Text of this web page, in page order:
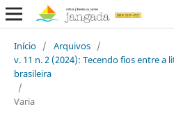
Início / Arquivos /
v. 11 n. 2 (2024): Tecendo fios entre a
brasileira
/
Varia